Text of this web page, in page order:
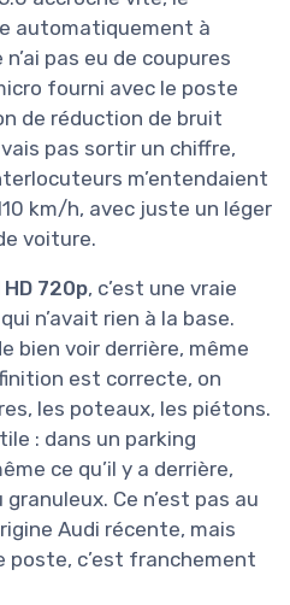
automatiquement à
pas eu de coupures
fourni avec le poste
de réduction de bruit
pas sortir un chiffre,
m’entendaient
km/h, avec juste un léger
voiture.
720p, c’est une vraie
n’avait rien à la base.
bien voir derrière, même
est correcte, on
les poteaux, les piétons.
: dans un parking
ce qu’il y a derrière,
Ce n’est pas au
Audi récente, mais
poste, c’est franchement